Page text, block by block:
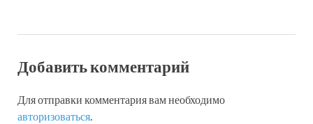
Добавить комментарий
Для отправки комментария вам необходимо
авторизоваться.